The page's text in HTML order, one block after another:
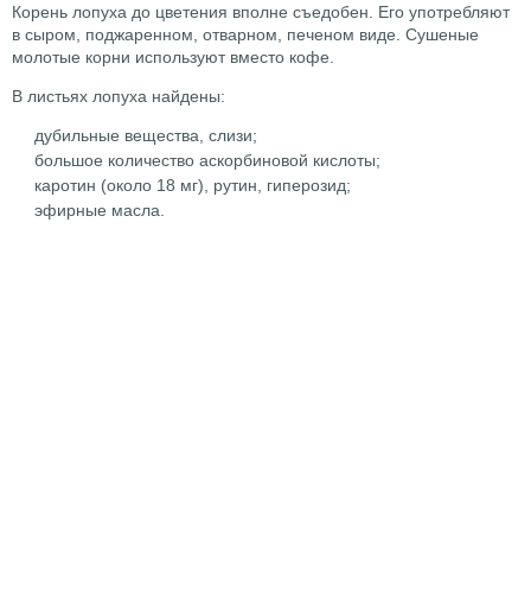
Корень лопуха до цветения вполне съедобен. Его употребляют
в сыром, поджаренном, отварном, печеном виде. Сушеные
молотые корни используют вместо кофе.
В листьях лопуха найдены:
дубильные вещества, слизи;
большое количество аскорбиновой кислоты;
каротин (около 18 мг), рутин, гиперозид;
эфирные масла.